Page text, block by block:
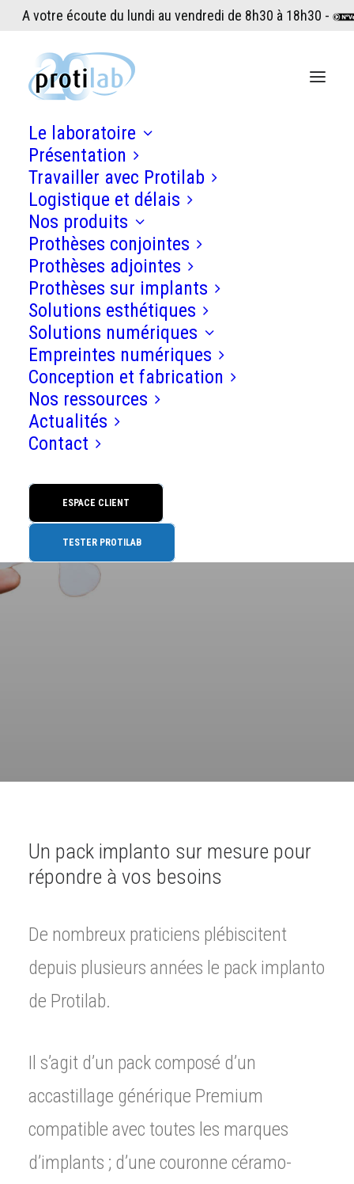
A votre écoute du lundi au vendredi de 8h30 à 18h30 -
Le laboratoire
Présentation
Travailler avec Protilab
Logistique et délais
Nos produits
Prothèses conjointes
Prothèses adjointes
Prothèses sur implants
Solutions esthétiques
Solutions numériques
Empreintes numériques
Conception et fabrication
Nos ressources
Actualités
Contact
ESPACE CLIENT
TESTER PROTILAB
13 mai 2023
Nouveau pack implanto
"sur mesure"
Un pack implanto sur mesure pour
répondre à vos besoins
De nombreux praticiens plébiscitent
depuis plusieurs années le pack implanto
de Protilab.
Il s’agit d’un pack composé d’un
accastillage générique Premium
compatible avec toutes les marques
d’implants ; d’une couronne céramo-